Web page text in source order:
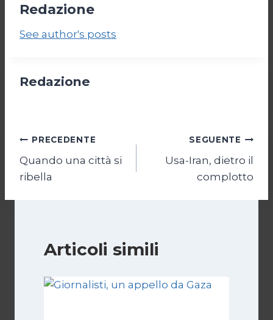
Redazione
See author's posts
Redazione
Navigazione
articoli
PRECEDENTE
Quando una città si
ribella
SEGUENTE
Usa-Iran, dietro il
complotto
Articoli simili